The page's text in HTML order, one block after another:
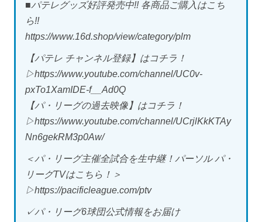
■パテレグッズ好評発売中!! 各商品ご購入はこち
ら!!
https://www.16d.shop/view/category/plm
【パテレ チャンネル登録】はコチラ！
▷https://www.youtube.com/channel/UC0v-
pxTo1XamIDE-f__Ad0Q
【パ・リーグの過去映像】はコチラ！
▷https://www.youtube.com/channel/UCrjlKkKTAy
Nn6gekRM3p0Aw/
＜パ・リーグ主催全試合を生中継！パーソル パ・
リーグTVはこちら！＞
▷https://pacificleague.com/ptv
✓パ・リーグ6球団公式情報をお届け